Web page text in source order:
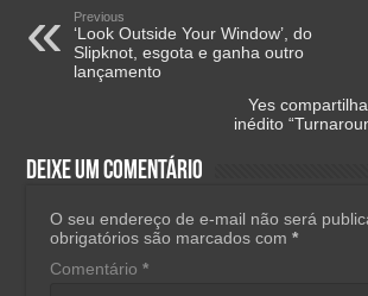
Previous
‘Look Outside Your Window’, do
Slipknot, esgota e ganha outro
lançamento
Yes
inédito
Deixe um comentário
O seu endereço de e-mail não será
obrigatórios são marcados com*
Comentário*